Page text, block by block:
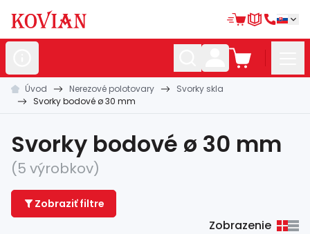
Nerezovépolotovary
Kovanépolotovary
Zábradlia amadlá
Bránovésystémy
Úvod Nerezové polotovary
Svorky skla
Svorky bodové ø 30 mm
Svorky bodové ø 30 mm
(5 výrobkov)
Zobraziť filtre
Zobrazenie